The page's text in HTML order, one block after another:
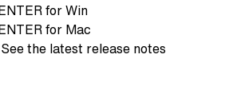
for Win
for Mac
the latest release notes